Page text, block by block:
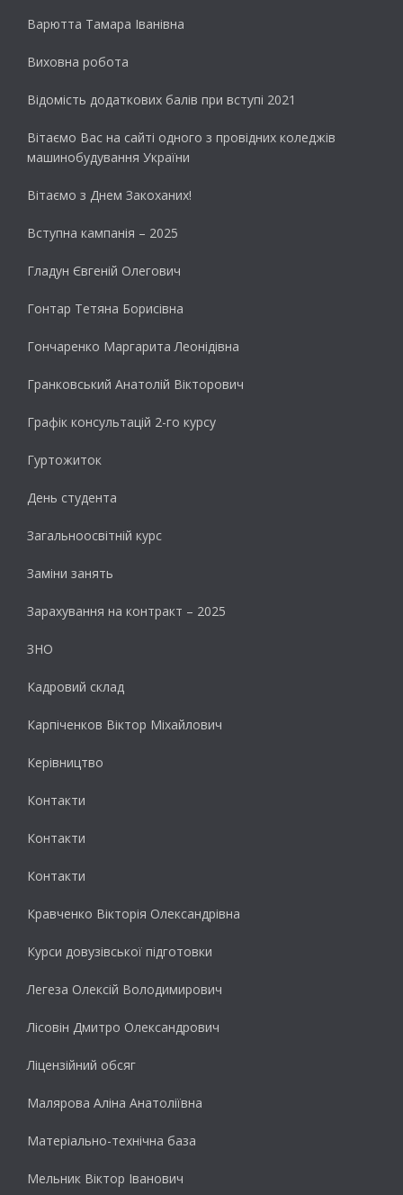
Варютта Тамара Іванівна
Виховна робота
Відомість додаткових балів при вступі 2021
Вітаємо Вас на сайті одного з провідних коледжів
машинобудування України
Вітаємо з Днем Закоханих!
Вступна кампанія – 2025
Гладун Євгеній Олегович
Гонтар Тетяна Борисівна
Гончаренко Маргарита Леонідівна
Гранковський Анатолій Вікторович
Графік консультацій 2-го курсу
Гуртожиток
День студента
Загальноосвітній курс
Заміни занять
Зарахування на контракт – 2025
ЗНО
Кадровий склад
Карпіченков Віктор Міхайлович
Керівництво
Контакти
Контакти
Контакти
Кравченко Вікторія Олександрівна
Курси довузівської підготовки
Легеза Олексій Володимирович
Лісовін Дмитро Олександрович
Ліцензійний обсяг
Малярова Аліна Анатоліївна
Матеріально-технічна база
Мельник Віктор Іванович